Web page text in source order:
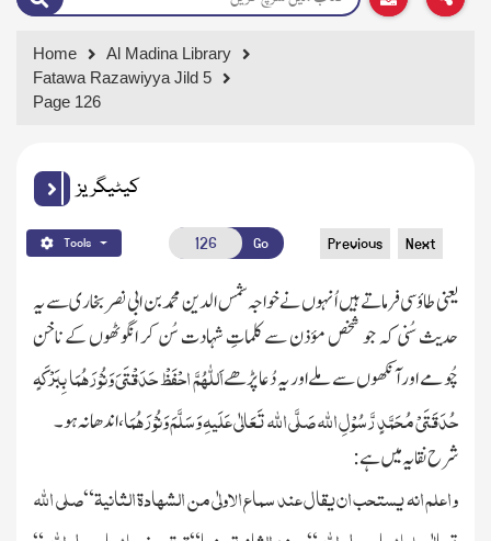
Home
Al Madina Library
Fatawa Razawiyya Jild 5
Page 126
کیٹیگریز
Tools Go Previous Next
یعنی طاؤسی فرماتے ہیں اُنہوں نے خواجہ شمس الدین محمد بن ابی نصر بخاری سے یہ
حدیث سُنی کہ جو شخص مؤذن سے کلماتِ شہادت سُن کر انگوٹھوں کے ناخن
چُومے اور آنکھوں سے ملے اور یہ دُعا پڑھےاَللّٰھُمَّ احْفَظْ حَدَقْتَیَ وَنُوْرَھُمَا بِبَرْکَہٍ
حُدَقَتَیْ مُحَمَّدٍ رَّسُوْلِ الله صَلَّی الله تَعَالٰی عَلَیہِ وَسَلَّمَ وَنُوْرَھُمَا، اندھا نہ ہو۔
شرح نقایہ میں ہے :
واعلم انہ یستحب ان یقال عند سماع الاولٰی من الشھادۃ الثانیۃ“صلی الله